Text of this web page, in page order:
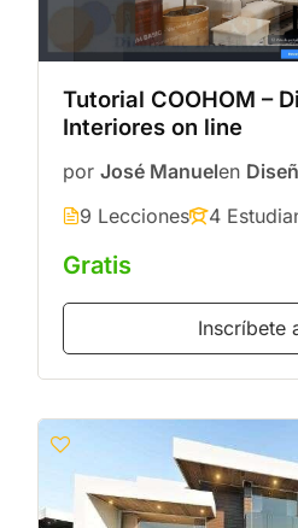
Tutorial COOHOM –
Interiores on line
por José Manuelen
9 Lecciones
4
Gratis
Inscríbete